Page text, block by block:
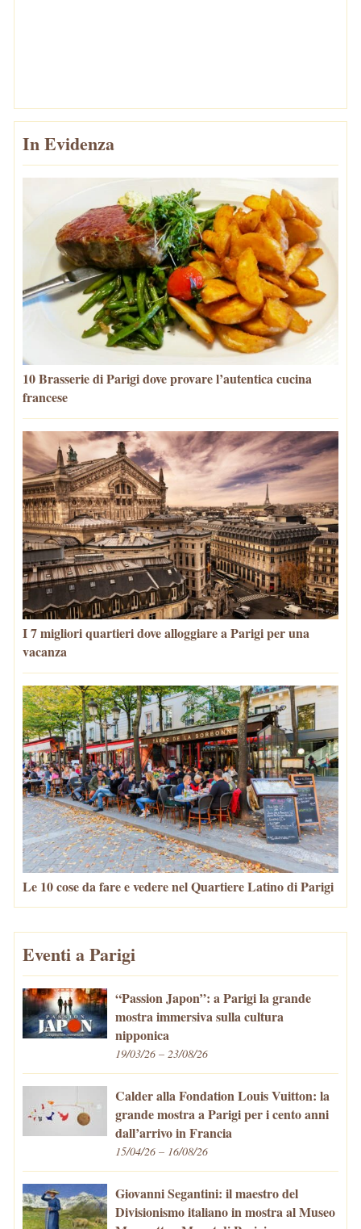
In Evidenza
10 Brasserie di Parigi dove provare l’autentica cucina
francese
I 7 migliori quartieri dove alloggiare a Parigi per una
vacanza
Le 10 cose da fare e vedere nel Quartiere Latino di Parigi
Eventi a Parigi
“Passion Japon”: a Parigi la grande
mostra immersiva sulla cultura
nipponica
19/03/26 – 23/08/26
Calder alla Fondation Louis Vuitton: la
grande mostra a Parigi per i cento anni
dall’arrivo in Francia
15/04/26 – 16/08/26
Giovanni Segantini: il maestro del
Divisionismo italiano in mostra al Museo